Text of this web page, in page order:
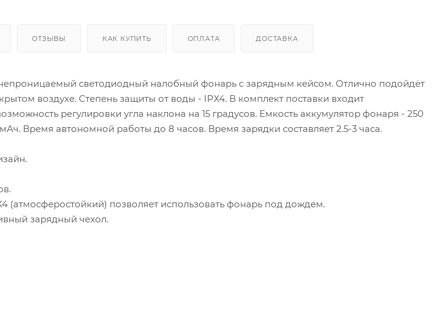
ОТЗЫВЫ КАК КУПИТЬ ОПЛАТА ДОСТАВКА
светодиодный налобный фонарь с зарядным кейсом. Отлично подойдёт
воздухе. Степень защиты от воды - IPX4. В комплект поставки входит
регулировки угла наклона на 15 градусов. Емкость аккумулятор фонаря - 250
Время автономной работы до 8 часов. Время зарядки составляет 2.5-3 часа.
(атмосферостойкий) позволяет использовать фонарь под дождем.
зарядный чехол.